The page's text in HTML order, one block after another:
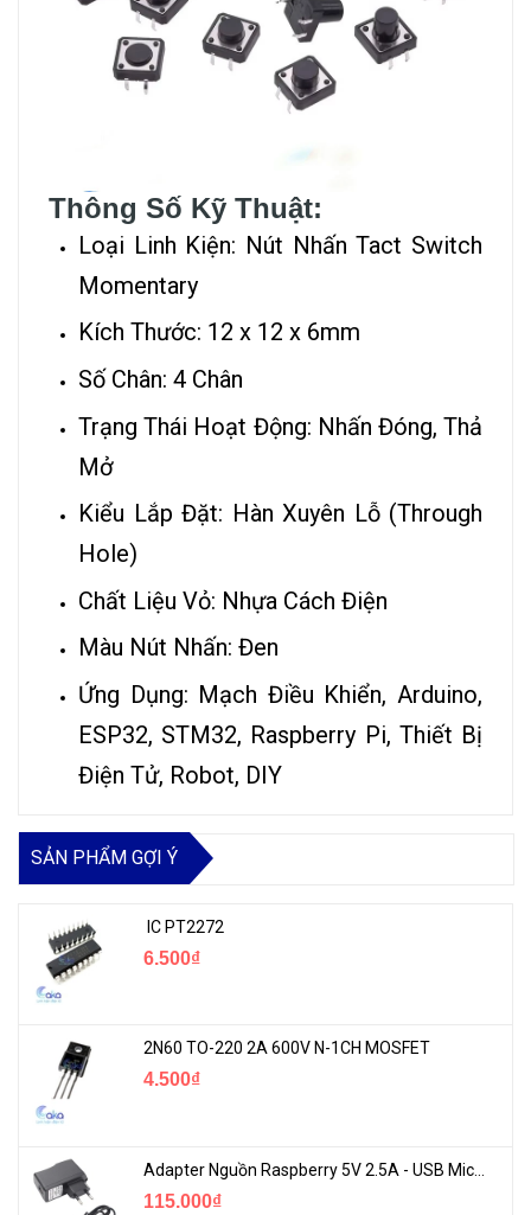
Thông Số Kỹ Thuật:
Loại Linh Kiện: Nút Nhấn Tact Switch
Momentary
Kích Thước: 12 x 12 x 6mm
Số Chân: 4 Chân
Trạng Thái Hoạt Động: Nhấn Đóng, Thả
Mở
Kiểu Lắp Đặt: Hàn Xuyên Lỗ (Through
Hole)
Chất Liệu Vỏ: Nhựa Cách Điện
Màu Nút Nhấn: Đen
Ứng Dụng: Mạch Điều Khiển, Arduino,
ESP32, STM32, Raspberry Pi, Thiết Bị
Điện Tử, Robot, DIY
SẢN PHẨM GỢI Ý
IC PT2272
6.500₫
2N60 TO-220 2A 600V N-1CH MOSFET
4.500₫
115.000₫